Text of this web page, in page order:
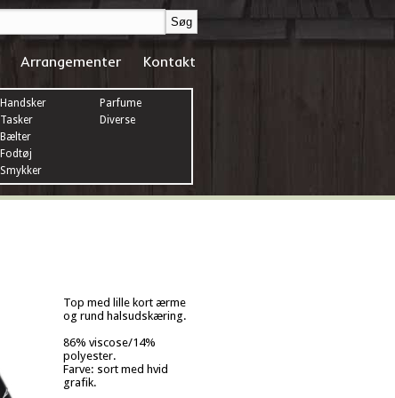
Handsker
Tasker
Bælter
Fodtøj
Smykker
Parfume
Diverse
Arrangementer Kontakt
Top med lille kort ærme
og rund halsudskæring.
86% viscose/14%
polyester.
Farve: sort med hvid
grafik.